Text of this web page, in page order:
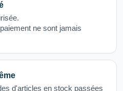
ne sont jamais
d'articles en stock passées